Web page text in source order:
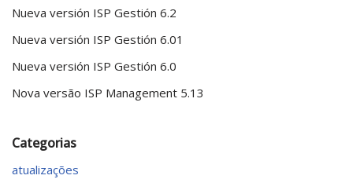
Nueva versión ISP Gestión 6.2
Nueva versión ISP Gestión 6.01
Nueva versión ISP Gestión 6.0
Nova versão ISP Management 5.13
Categorias
atualizações